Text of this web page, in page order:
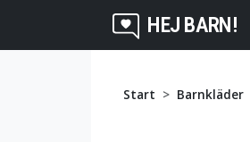
HEJ BARN!
Start Barnkläder